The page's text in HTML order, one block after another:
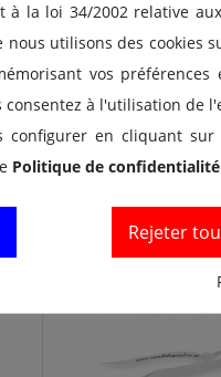
con protección rayos
acheté...
à la loi 34/2002 relative
nous utilisons des cookies
vos
consentez à l'utilisation de
configurer en cliquant
Politique de
Rejeter